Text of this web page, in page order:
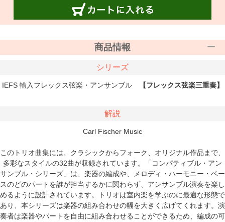
商品情報
シリーズ
IEFS 輸入フレックス弦楽・アンサンブル 【フレックス弦楽三重奏】
解説
Carl Fischer Music
このトリオ曲集には、クラシックからフォーク、オリジナル作品まで、
多彩なスタイルの32曲が収録されています。「コンパティブル・アン
サンブル・シリーズ」は、楽器の編成や、メロディ・ハーモニー・ベー
スのどのパートを誰が担当するかに関わらず、アンサンブル演奏を楽し
めるように設計されています。トリオは室内楽を学ぶのに最適な形態で
あり、本シリーズは楽器の組み合わせの幅を大きく広げてくれます。演
奏者は楽器やパートを自由に組み合わせることができるため、編成の可